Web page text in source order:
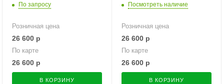
По запросу
Розничная цена
26 600 р
По карте
26 600 р
В КОРЗИНУ
Посмотреть наличие
Розничная цена
26 600 р
По карте
26 600 р
В КОРЗИНУ